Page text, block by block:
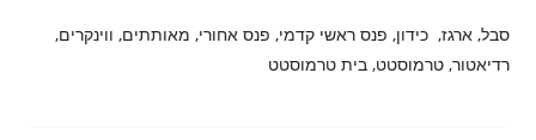
סבל, ארגז, כידון, פנס ראשי קדמי, פנס אחורי, מאותתים, ווינקרים,
רדיאטור, טרמוסטט, בית טרמוסטט